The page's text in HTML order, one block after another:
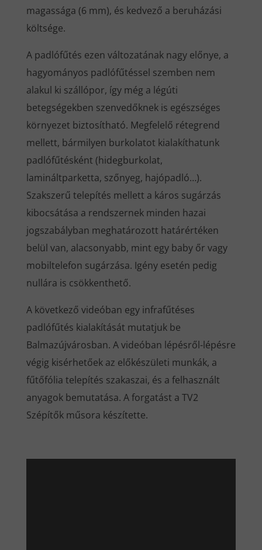
magassága (6 mm), és kedvező a beruházási
költsége.
A padlófűtés ezen változatának nagy előnye, a
hagyományos padlófűtéssel szemben nem
alakul ki szállópor, így még a légúti
betegségekben szenvedőknek is egészséges
környezet biztosítható. Megfelelő rétegrend
mellett, bármilyen burkolatot kialakíthatunk
padlófűtésként (hidegburkolat,
lamináltparketta, szőnyeg, hajópadló…).
Szakszerű telepítés mellett a káros sugárzás
kibocsátása a rendszernek minden hazai
jogszabályban meghatározott határértéken
belül van, alacsonyabb, mint egy baby őr vagy
mobiltelefon sugárzása. Igény esetén pedig
nullára is csökkenthető.
A következő videóban egy infrafűtéses
padlófűtés kialakítását mutatjuk be
Balmazújvárosban. A videóban lépésről-lépésre
végig kisérhetőek az előkészületi munkák, a
fűtőfólia telepítés szakaszai, és a felhasznált
anyagok bemutatása. A forgatást a TV2
Szépítők műsora készítette.